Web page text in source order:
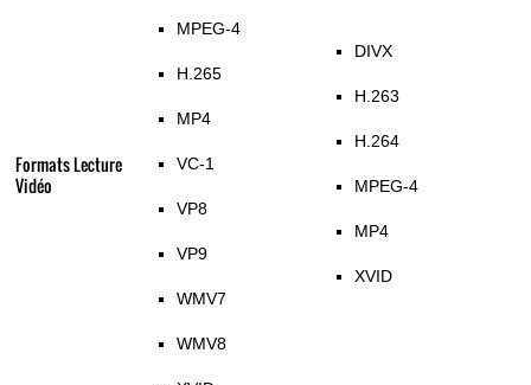
Formats Lecture
Vidéo
MPEG-4
H.265
MP4
VC-1
VP8
VP9
WMV7
WMV8
DIVX
H.263
H.264
MPEG-4
MP4
XVID